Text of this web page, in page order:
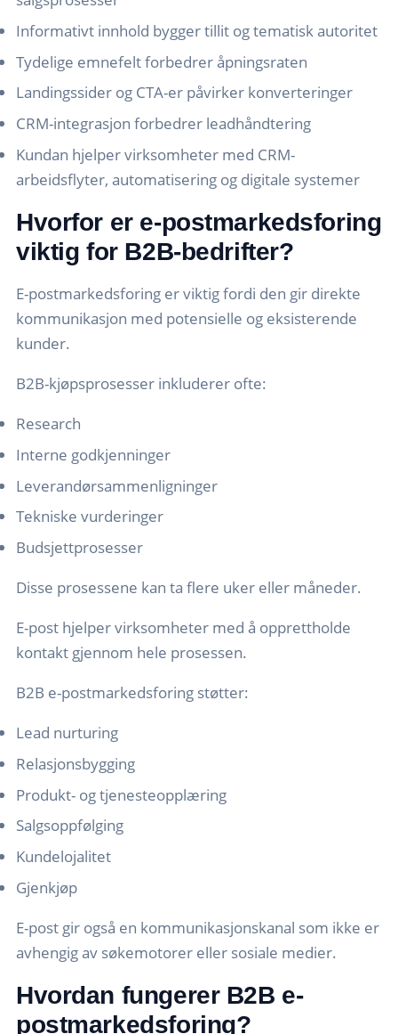
Informativt innhold bygger tillit og tematisk autoritet
Tydelige emnefelt forbedrer åpningsraten
Landingssider og CTA-er påvirker konverteringer
CRM-integrasjon forbedrer leadhåndtering
Kundan hjelper virksomheter med CRM-
arbeidsflyter, automatisering og digitale systemer
Hvorfor er e-postmarkedsforing
viktig for B2B-bedrifter?
E-postmarkedsforing er viktig fordi den gir direkte
kommunikasjon med potensielle og eksisterende
kunder.
B2B-kjøpsprosesser inkluderer ofte:
Research
Interne godkjenninger
Leverandørsammenligninger
Tekniske vurderinger
Budsjettprosesser
Disse prosessene kan ta flere uker eller måneder.
E-post hjelper virksomheter med å opprettholde
kontakt gjennom hele prosessen.
B2B e-postmarkedsforing støtter:
Lead nurturing
Relasjonsbygging
Produkt- og tjenesteopplæring
Salgsoppfølging
Kundelojalitet
Gjenkjøp
E-post gir også en kommunikasjonskanal som ikke er
avhengig av søkemotorer eller sosiale medier.
Hvordan fungerer B2B e-
postmarkedsforing?